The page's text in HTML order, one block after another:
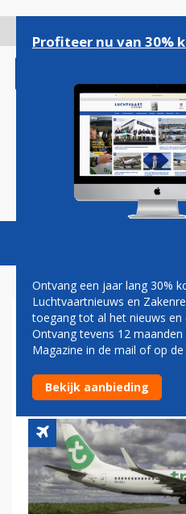
gaan
Magazine
TRANSAVIA
JULI EN
VLUCHTEN
Profiteer nu van 30%
Ontvang een jaar lang 30%
Luchtvaartnieuws en
toegang tot al het nieuws en
Ontvang tevens 12
Magazine in de mail of op
Bekijk aanbieding